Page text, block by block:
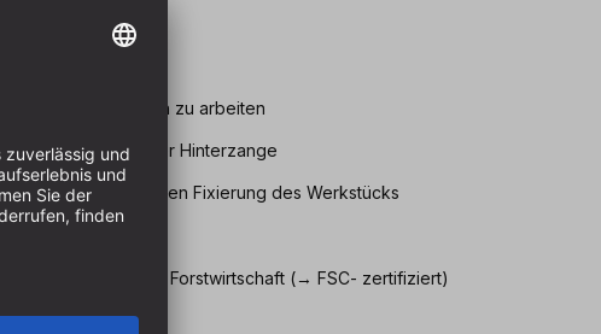
um kantennah zu arbeiten
in der Vorder- oder Hinterzange
zur besseren Fixierung des Werkstücks
aus nachhaltiger Forstwirtschaft (→ FSC- zertifiziert)